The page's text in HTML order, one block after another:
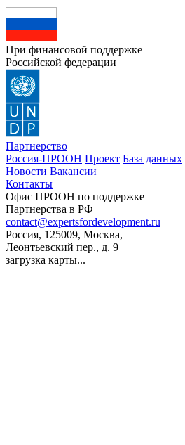
При финансовой поддержке
Российской федерации
Партнерство
Россия-ПРООН Проект База данных
Новости Вакансии
Контакты
Офис ПРООН по поддержке
Партнерства в РФ
contact@expertsfordevelopment.ru
Россия, 125009, Москва,
Леонтьевский пер., д. 9
загрузка карты...